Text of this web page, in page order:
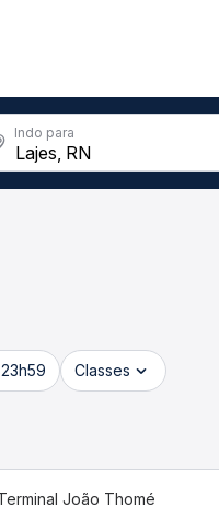
Indo para
Classes
João Thomé